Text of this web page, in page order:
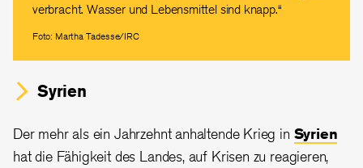
verbracht. Wasser und Lebensmittel sind knapp.“
Foto: Martha Tadesse/IRC
Syrien
Der mehr als ein Jahrzehnt anhaltende Krieg in Syrien
hat die Fähigkeit des Landes, auf Krisen zu reagieren,